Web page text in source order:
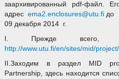
заархивированный pdf-файл.
адрес ema2.enclosures@utu.fiдо
09 декабря 2014 г.
I. Прежде всего,
http://www.utu.fi/en/sites/mid/
II.Заходим в раздел MID
Partnership, здесь находится